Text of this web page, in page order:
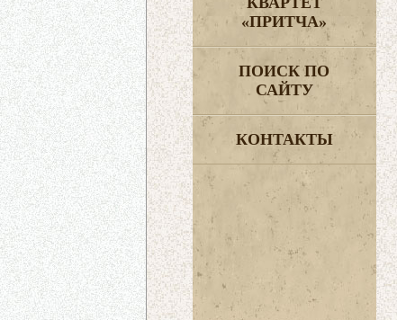
«ПРИТЧА»
ПОИСК ПО
САЙТУ
КОНТАКТЫ